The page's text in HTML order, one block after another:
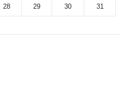
28 29 30
31